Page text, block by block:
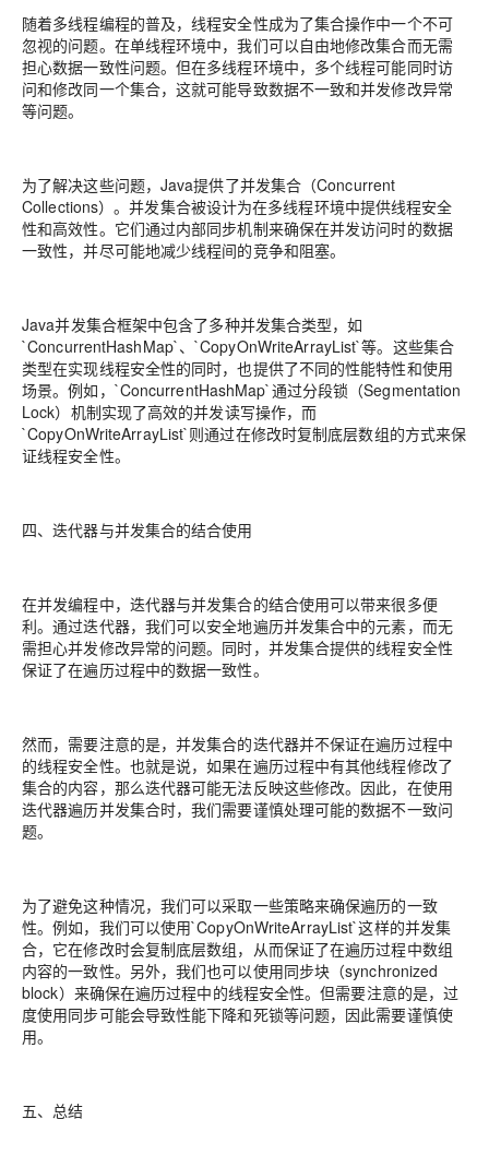
随着多线程编程的普及，线程安全性成为了集合操作中一个不可
忽视的问题。在单线程环境中，我们可以自由地修改集合而无需
担心数据一致性问题。但在多线程环境中，多个线程可能同时访
问和修改同一个集合，这就可能导致数据不一致和并发修改异常
等问题。
为了解决这些问题，Java提供了并发集合（Concurrent
Collections）。并发集合被设计为在多线程环境中提供线程安全
性和高效性。它们通过内部同步机制来确保在并发访问时的数据
一致性，并尽可能地减少线程间的竞争和阻塞。
Java并发集合框架中包含了多种并发集合类型，如
`ConcurrentHashMap`、`CopyOnWriteArrayList`等。这些集合
类型在实现线程安全性的同时，也提供了不同的性能特性和使用
场景。例如，`ConcurrentHashMap`通过分段锁（Segmentation
Lock）机制实现了高效的并发读写操作，而
`CopyOnWriteArrayList`则通过在修改时复制底层数组的方式来保
证线程安全性。
四、迭代器与并发集合的结合使用
在并发编程中，迭代器与并发集合的结合使用可以带来很多便
利。通过迭代器，我们可以安全地遍历并发集合中的元素，而无
需担心并发修改异常的问题。同时，并发集合提供的线程安全性
保证了在遍历过程中的数据一致性。
然而，需要注意的是，并发集合的迭代器并不保证在遍历过程中
的线程安全性。也就是说，如果在遍历过程中有其他线程修改了
集合的内容，那么迭代器可能无法反映这些修改。因此，在使用
迭代器遍历并发集合时，我们需要谨慎处理可能的数据不一致问
题。
为了避免这种情况，我们可以采取一些策略来确保遍历的一致
性。例如，我们可以使用`CopyOnWriteArrayList`这样的并发集
合，它在修改时会复制底层数组，从而保证了在遍历过程中数组
内容的一致性。另外，我们也可以使用同步块（synchronized
block）来确保在遍历过程中的线程安全性。但需要注意的是，过
度使用同步可能会导致性能下降和死锁等问题，因此需要谨慎使
用。
五、总结